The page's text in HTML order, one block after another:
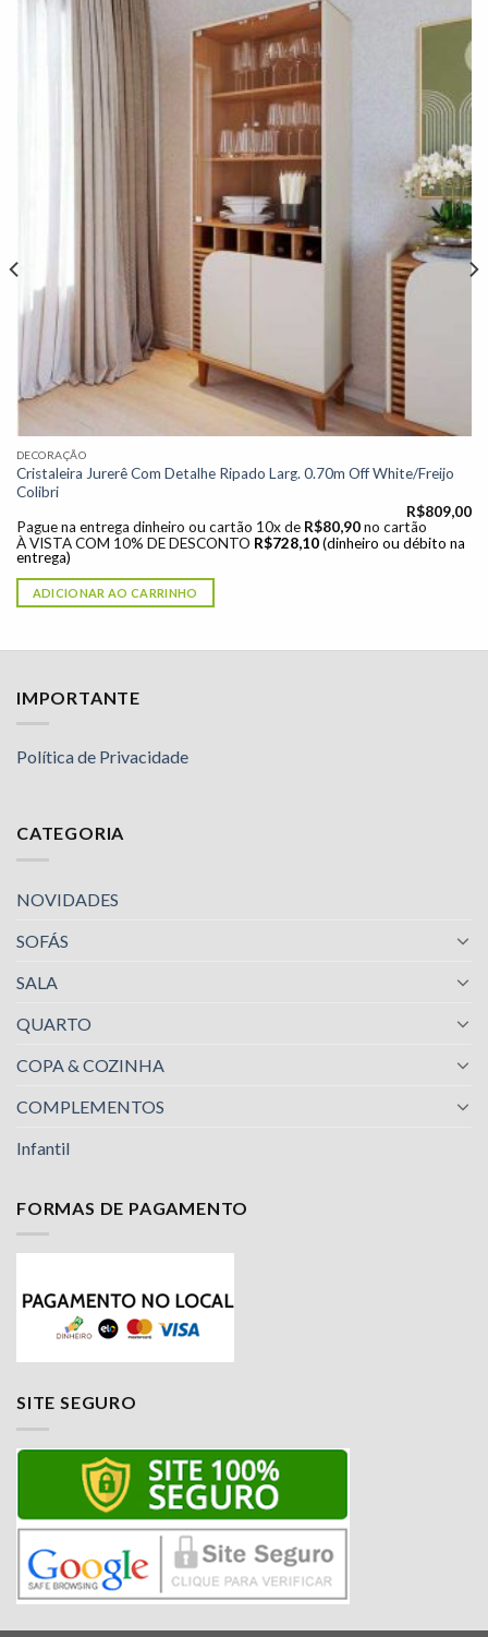
à lista de
desejos"
DECORAÇÃO
Cristaleira Jurerê Com Detalhe Ripado Larg. 0.70m Off White/Freijo
Colibri
R$809,00
Pague na entrega dinheiro ou cartão 10x de R$80,90 no cartão
À VISTA COM 10% DE DESCONTO R$728,10 (dinheiro ou débito na
entrega)
ADICIONAR AO CARRINHO
IMPORTANTE
Política de Privacidade
CATEGORIA
NOVIDADES
SOFÁS
SALA
QUARTO
COPA & COZINHA
COMPLEMENTOS
Infantil
FORMAS DE PAGAMENTO
SITE SEGURO
Nossa equipe de suporte ao cliente está aqui
nos qualquer coisa!
Jailson
Olá! Em que posso ajudar?
Available
Luciana
Olá! Em que posso ajudar?